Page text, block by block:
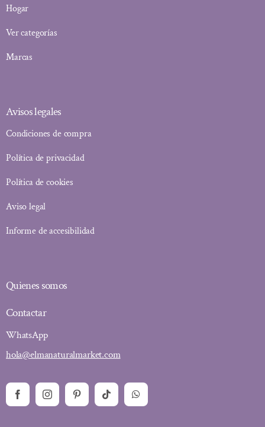
Hogar
Ver categorías
Marcas
Avisos legales
Condiciones de compra
Política de privacidad
Política de cookies
Aviso legal
Informe de accesibilidad
Quienes somos
Contactar
WhatsApp
hola@elmanaturalmarket.com